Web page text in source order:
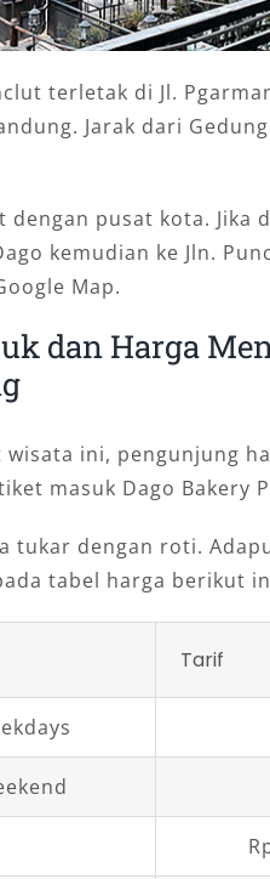
terletak di Jl.
Jarak dari
dengan pusat kota. Jika
kemudian ke Jln.
Map.
dan Harga
ini, pengunjung
masuk Dago Bakery
tukar dengan roti.
tabel harga berikut
Tarif